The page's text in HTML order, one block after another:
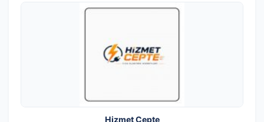
Hizmet Cepte